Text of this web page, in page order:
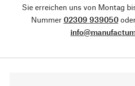
Sie erreichen uns von Montag
Nummer 02309 939050